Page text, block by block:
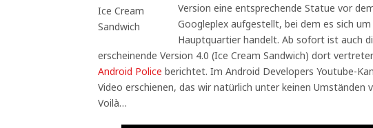
Version eine entsprechende Statue vor
Googleplex aufgestellt, bei dem es sich
Hauptquartier handelt. Ab sofort ist auch
erscheinende Version 4.0 (Ice Cream Sandwich) dort
Android Police berichtet. Im Android Developers Youtube-
Video erschienen, das wir natürlich unter keinen Umständen
Voilà…